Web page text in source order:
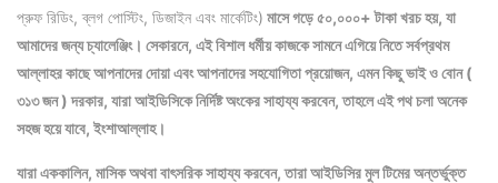
প্রুফ রিডিং, ব্লগ পোস্টিং, ডিজাইন এবং মার্কেটিং) মাসে গড়ে ৫০,০০০+ টাকা খরচ হয়, যা
আমাদের জন্য চ্যালেঞ্জিং। সেকারনে, এই বিশাল ধর্মীয় কাজকে সামনে এগিয়ে নিতে সর্বপ্রথম
আল্লাহর কাছে আপনাদের দোয়া এবং আপনাদের সহযোগিতা প্রয়োজন, এমন কিছু ভাই ও বোন (
৩১৩ জন ) দরকার, যারা আইডিসিকে নির্দিষ্ট অংকের সাহায্য করবেন, তাহলে এই পথ চলা অনেক
সহজ হয়ে যাবে, ইংশাআল্লাহ।
যারা এককালিন, মাসিক অথবা বাৎসরিক সাহায্য করবেন, তারা আইডিসির মুল টিমের অন্তর্ভুক্ত